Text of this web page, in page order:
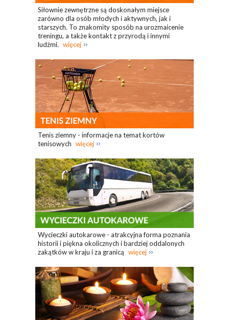
Siłownie zewnętrzne są doskonałym miejsce
zarówno dla osób młodych i aktywnych, jak i
starszych. To znakomity sposób na urozmaicenie
treningu, a także kontakt z przyrodą i innymi
ludźmi. więcej
Tenis ziemny - informacje na temat kortów
tenisowych więcej
Wycieczki autokarowe - atrakcyjna forma poznania
historii i piękna okolicznych i bardziej oddalonych
zakątków w kraju i za granicą więcej